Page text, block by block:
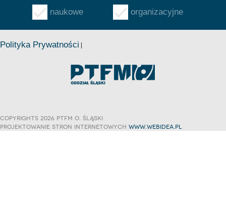
naukowe organizacyjne
Polityka Prywatności
copyrights 2026 ptfm o. śląski
projektowanie stron internetowych www.webidea.pl